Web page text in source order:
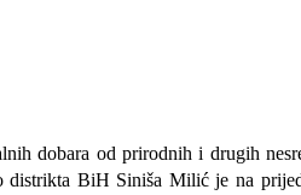
dobara od prirodnih i drugih
BiH Siniša Milić je na